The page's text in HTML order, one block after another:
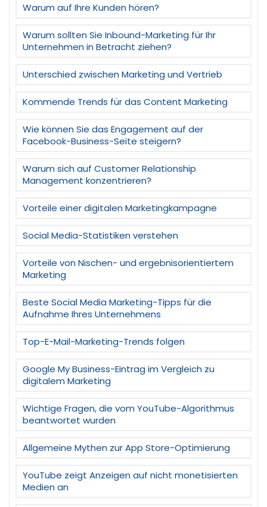
Warum auf Ihre Kunden hören?
Warum sollten Sie Inbound-Marketing für Ihr
Unternehmen in Betracht ziehen?
Unterschied zwischen Marketing und Vertrieb
Kommende Trends für das Content Marketing
Wie können Sie das Engagement auf der
Facebook-Business-Seite steigern?
Warum sich auf Customer Relationship
Management konzentrieren?
Vorteile einer digitalen Marketingkampagne
Social Media-Statistiken verstehen
Vorteile von Nischen- und ergebnisorientiertem
Marketing
Beste Social Media Marketing-Tipps für die
Aufnahme Ihres Unternehmens
Top-E-Mail-Marketing-Trends folgen
Google My Business-Eintrag im Vergleich zu
digitalem Marketing
Wichtige Fragen, die vom YouTube-Algorithmus
beantwortet wurden
Allgemeine Mythen zur App Store-Optimierung
YouTube zeigt Anzeigen auf nicht monetisierten
Medien an